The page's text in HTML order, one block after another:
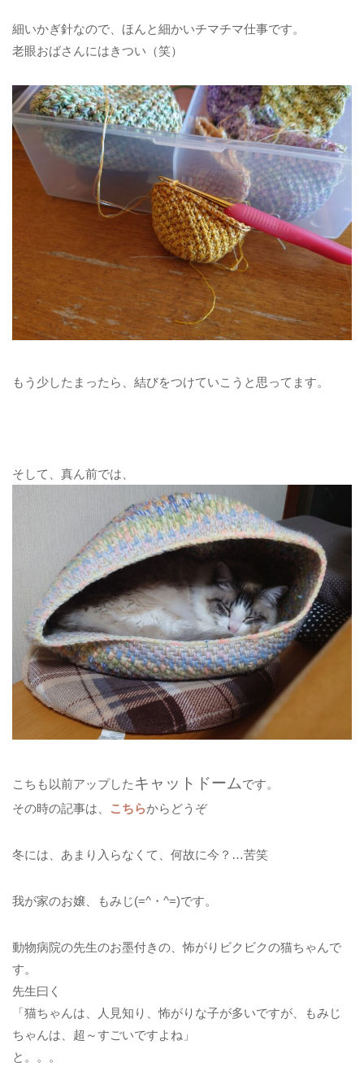
細いかぎ針なので、ほんと細かいチマチマ仕事です。
老眼おばさんにはきつい（笑）
もう少したまったら、結びをつけていこうと思ってます。
そして、真ん前では、
こちも以前アップした キャットドームです。
その時の記事は、
こちらからどうぞ
冬には、あまり入らなくて、何故に今？…苦笑
我が家のお嬢、もみじ(=^・^=)です。
動物病院の先生のお墨付きの、怖がりビクビクの猫ちゃんで
す。
先生曰く
「猫ちゃんは、人見知り、怖がりな子が多いですが、もみじ
ちゃんは、超～すごいですよね」
と。。。